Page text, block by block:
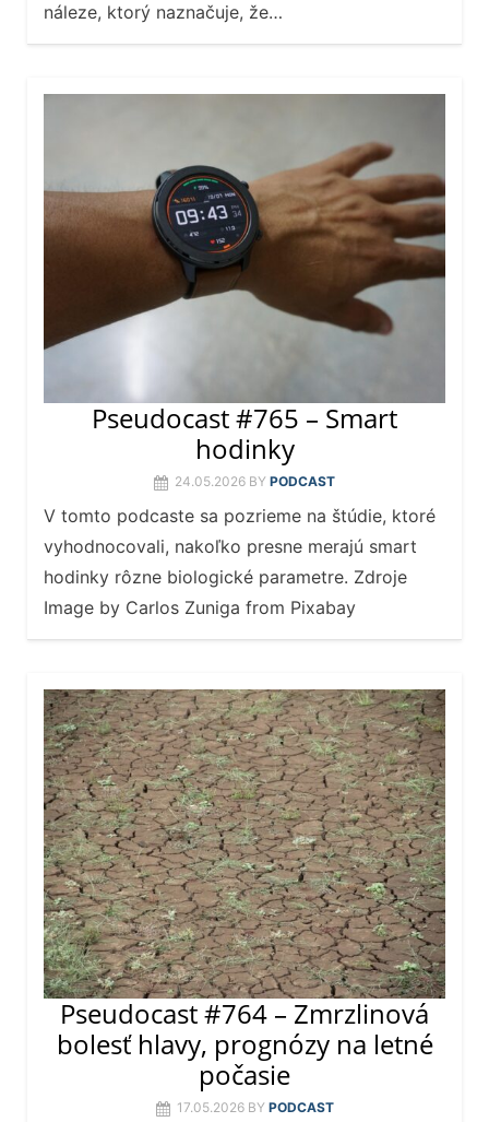
náleze, ktorý naznačuje, že…
Pseudocast #765 – Smart
hodinky
24.05.2026 BY PODCAST
V tomto podcaste sa pozrieme na štúdie, ktoré
vyhodnocovali, nakoľko presne merajú smart
hodinky rôzne biologické parametre. Zdroje
Image by Carlos Zuniga from Pixabay
Pseudocast #764 – Zmrzlinová
bolesť hlavy, prognózy na letné
počasie
17.05.2026 BY PODCAST